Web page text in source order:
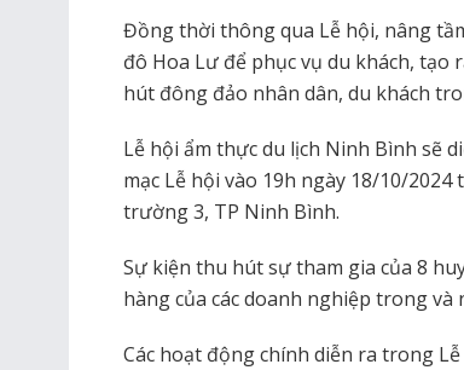
Đồng thời thông qua Lễ hội, nâng
đô Hoa Lư để phục vụ du khách, tạo
hút đông đảo nhân dân, du khách
Lễ hội ẩm thực du lịch Ninh Bình sẽ
mạc Lễ hội vào 19h ngày 18/10/
trường 3, TP Ninh Bình.
Sự kiện thu hút sự tham gia của 8
hàng của các doanh nghiệp trong
Các hoạt động chính diễn ra trong